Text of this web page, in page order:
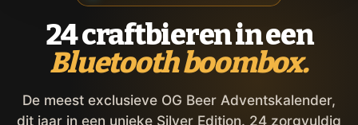
24 craftbieren in een
Bluetooth boombox.
De meest exclusieve OG Beer Adventskalender,
dit jaar in een unieke Silver Edition. 24 zorgvuldig